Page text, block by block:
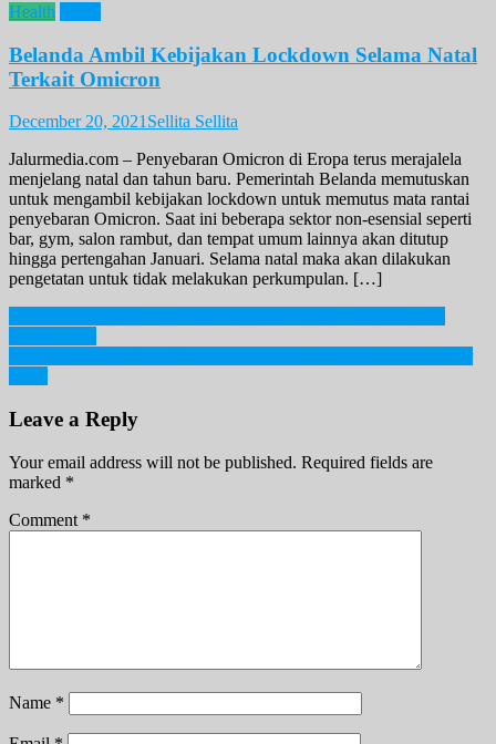
Health
Belanda Ambil Kebijakan Lockdown Selama Natal
Terkait Omicron
December 20, 2021 Sellita Sellita
Jalurmedia.com – Penyebaran Omicron di Eropa terus merajalela
menjelang natal dan tahun baru. Pemerintah Belanda memutuskan
untuk mengambil kebijakan lockdown untuk memutus mata rantai
penyebaran Omicron. Saat ini beberapa sektor non-esensial seperti
bar, gym, salon rambut, dan tempat umum lainnya akan ditutup
hingga pertengahan Januari. Selama natal maka akan dilakukan
pengetatan untuk tidak melakukan perkumpulan. […]
Post
navigation
Leave a Reply
Your email address will not be published. Required fields are
marked *
Comment *
Name *